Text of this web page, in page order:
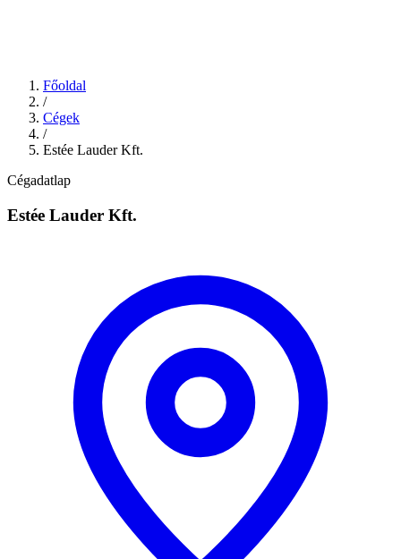
Főoldal
/
Cégek
/
Estée Lauder Kft.
Cégadatlap
Estée Lauder Kft.